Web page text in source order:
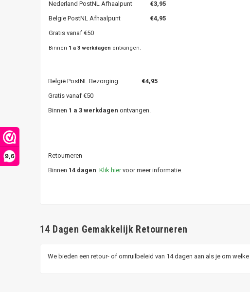
9,6
Nederland PostNL Afhaalpunt €3,95
Belgie PostNL Afhaalpunt
€4,95
Gratis vanaf €50
Binnen 1 a 3 werkdagen ontvangen.
België PostNL Bezorging €4,95
Gratis vanaf €50
Binnen 1 a 3 werkdagen ontvangen.
Retourneren
Binnen 14 dagen. Klik hiervoor meer informatie.
14 Dagen Gemakkelijk Retourneren
We bieden een retour- of omruilbeleid van 14 dagen aan als je om